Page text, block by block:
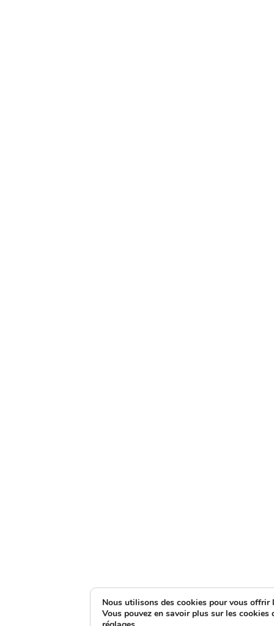
Nous utilisons des cookies pour vous offrir
Vous pouvez en savoir plus sur les